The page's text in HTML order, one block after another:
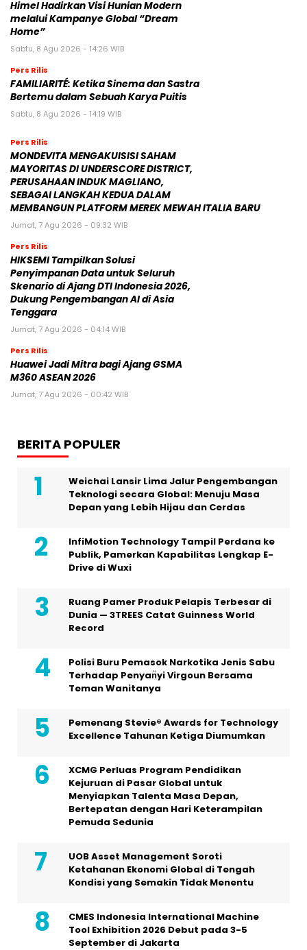
Himel Hadirkan Visi Hunian Modern
melalui Kampanye Global “Dream
Home”
Sabtu, 8 Agu 2026 - 14:26 WIB
Pers Rilis
FAMILIARITÉ: Ketika Sinema dan Sastra
Bertemu dalam Sebuah Karya Puitis
Sabtu, 8 Agu 2026 - 14:19 WIB
Pers Rilis
MONDEVITA MENGAKUISISI SAHAM
MAYORITAS DI UNDERSCORE DISTRICT,
PERUSAHAAN INDUK MAGLIANO,
SEBAGAI LANGKAH KEDUA DALAM
MEMBANGUN PLATFORM MEREK MEWAH ITALIA BARU
Jumat, 7 Agu 2026 - 09:32 WIB
Pers Rilis
HIKSEMI Tampilkan Solusi
Penyimpanan Data untuk Seluruh
Skenario di Ajang DTI Indonesia 2026,
Dukung Pengembangan AI di Asia
Tenggara
Jumat, 7 Agu 2026 - 04:14 WIB
Pers Rilis
Huawei Jadi Mitra bagi Ajang GSMA
M360 ASEAN 2026
Jumat, 7 Agu 2026 - 00:42 WIB
BERITA POPULER
Weichai Lansir Lima Jalur Pengembangan
Teknologi secara Global: Menuju Masa
Depan yang Lebih Hijau dan Cerdas
InfiMotion Technology Tampil Perdana ke
Publik, Pamerkan Kapabilitas Lengkap E-
Drive di Wuxi
Ruang Pamer Produk Pelapis Terbesar di
Dunia — 3TREES Catat Guinness World
Record
Polisi Buru Pemasok Narkotika Jenis Sabu
Terhadap Penyan̈yi Virgoun Bersama
Teman Wanitanya
Pemenang Stevie® Awards for Technology
Excellence Tahunan Ketiga Diumumkan
XCMG Perluas Program Pendidikan
Kejuruan di Pasar Global untuk
Menyiapkan Talenta Masa Depan,
Bertepatan dengan Hari Keterampilan
Pemuda Sedunia
UOB Asset Management Soroti
Ketahanan Ekonomi Global di Tengah
Kondisi yang Semakin Tidak Menentu
CMES Indonesia International Machine
Tool Exhibition 2026 Debut pada 3-5
September di Jakarta